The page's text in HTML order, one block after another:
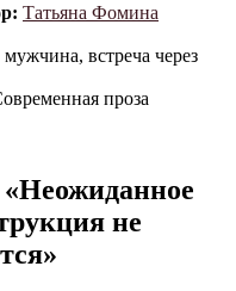
Татьяна Фомина
встреча через
проза
не